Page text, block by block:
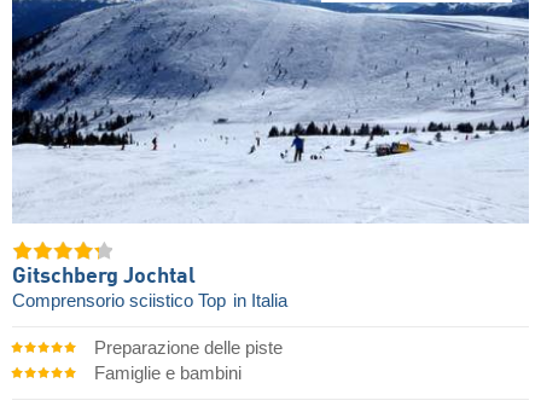
Gitschberg Jochtal
Comprensorio sciistico Top in Italia
Preparazione delle piste
Famiglie e bambini